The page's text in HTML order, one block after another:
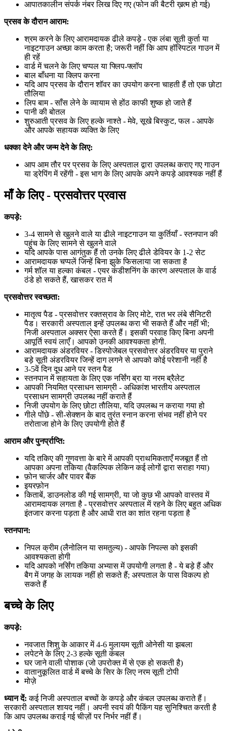
आपातकालीन संपर्क नंबर लिख दिए गए (फोन की बैटरी ख़त्म हो गई)
प्रसव के दौरान आराम:
श्रम करने के लिए आरामदायक ढीले कपड़े - एक लंबा सूती कुर्ता या
नाइटगाउन अच्छा काम करता है; जरूरी नहीं कि आप हॉस्पिटल गाउन में
ही रहें
वार्ड में चलने के लिए चप्पल या फ्लिप-फ्लॉप
बाल बाँधना या क्लिप करना
यदि आप प्रसव के दौरान शॉवर का उपयोग करना चाहती हैं तो एक छोटा
तौलिया
लिप बाम - साँस लेने के व्यायाम से होंठ काफी शुष्क हो जाते हैं
पानी की बोतल
शुरुआती प्रसव के लिए हल्के नाश्ते - मेवे, सूखे बिस्कुट, फल - आपके
और आपके सहायक व्यक्ति के लिए
धक्का देने और जन्म देने के लिए:
आप आम तौर पर प्रसव के लिए अस्पताल द्वारा उपलब्ध कराए गए गाउन
या ड्रेपिंग में रहेंगी - इस भाग के लिए आपके अपने कपड़े आवश्यक नहीं हैं
माँ के लिए - प्रसवोत्तर प्रवास
कपड़े:
3-4 सामने से खुलने वाले या ढीले नाइटगाउन या कुर्तियाँ - स्तनपान की
पहुंच के लिए सामने से खुलने वाले
यदि आपके पास आगंतुक हैं तो उनके लिए ढीले डेवियर के 1-2 सेट
आरामदायक चप्पलें जिन्हें बिना झुके फिसलाया जा सकता है
गर्म शॉल या हल्का कंबल - एयर कंडीशनिंग के कारण अस्पताल के वार्ड
ठंडे हो सकते हैं, खासकर रात में
प्रसवोत्तर स्वच्छता:
मातृत्व पैड - प्रसवोत्तर रक्तस्राव के लिए मोटे, रात भर लंबे सैनिटरी
पैड। सरकारी अस्पताल इन्हें उपलब्ध करा भी सकते हैं और नहीं भी;
निजी अस्पताल अक्सर ऐसा करते हैं। इसकी परवाह किए बिना अपनी
आपूर्ति स्वयं लाएँ। आपको उनकी आवश्यकता होगी.
आरामदायक अंडरवियर - डिस्पोजेबल प्रसवोत्तर अंडरवियर या पुराने
बड़े सूती अंडरवियर जिन्हें दाग लगने से आपको कोई परेशानी नहीं है
3-5वें दिन दूध आने पर स्तन पैड
स्तनपान में सहायता के लिए एक नर्सिंग ब्रा या नरम ब्रैलेट
आपकी नियमित प्रसाधन सामग्री - अधिकांश भारतीय अस्पताल
प्रसाधन सामग्री उपलब्ध नहीं कराते हैं
निजी उपयोग के लिए छोटा तौलिया, यदि उपलब्ध न कराया गया हो
गीले पोंछे - सी-सेक्शन के बाद तुरंत स्नान करना संभव नहीं होने पर
तरोताजा होने के लिए उपयोगी होते हैं
आराम और पुनर्प्राप्ति:
यदि तकिए की गुणवत्ता के बारे में आपकी प्राथमिकताएँ मजबूत हैं तो
आपका अपना तकिया (वैकल्पिक लेकिन कई लोगों द्वारा सराहा गया)
फ़ोन चार्जर और पावर बैंक
इयरफ़ोन
किताबें, डाउनलोड की गई सामग्री, या जो कुछ भी आपको वास्तव में
आरामदायक लगता है - प्रसवोत्तर अस्पताल में रहने के लिए बहुत अधिक
इंतजार करना पड़ता है और आधी रात का शांत रहना पड़ता है
स्तनपान:
निपल क्रीम (लैनोलिन या समतुल्य) - आपके निपल्स को इसकी
आवश्यकता होगी
यदि आपको नर्सिंग तकिया अभ्यास में उपयोगी लगता है - ये बड़े हैं और
बैग में जगह के लायक नहीं हो सकते हैं; अस्पताल के पास विकल्प हो
सकते हैं
बच्चे के लिए
कपड़े:
नवजात शिशु के आकार में 4-6 मुलायम सूती ओनेसी या झबला
लपेटने के लिए 2-3 हल्के सूती कंबल
घर जाने वाली पोशाक (जो उपरोक्त में से एक हो सकती है)
वातानुकूलित वार्ड में बच्चे के सिर के लिए नरम सूती टोपी
मोज़े
ध्यान दें: कई निजी अस्पताल बच्चों के कपड़े और कंबल उपलब्ध कराते हैं।
सरकारी अस्पताल शायद नहीं। अपनी स्वयं की पैकिंग यह सुनिश्चित करती है
कि आप उपलब्ध कराई गई चीज़ों पर निर्भर नहीं हैं।